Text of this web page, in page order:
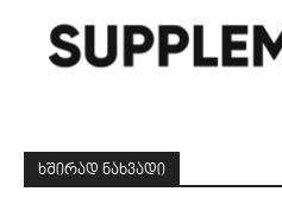
ᲮᲨᲘᲠᲐᲓ ᲜᲐᲮᲕᲐᲓᲘ